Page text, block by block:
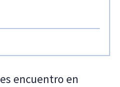
es encuentro en